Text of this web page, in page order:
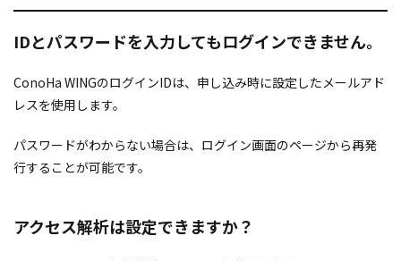
IDとパスワードを入力してもログインできません。
ConoHa WINGのログインIDは、申し込み時に設定したメールアド
レスを使用します。
パスワードがわからない場合は、ログイン画面のページから再発
行することが可能です。
アクセス解析は設定できますか？